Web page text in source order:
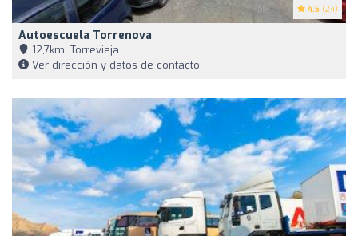
4.5 (24)
Autoescuela Torrenova
12,7km, Torrevieja
Ver dirección y datos de contacto